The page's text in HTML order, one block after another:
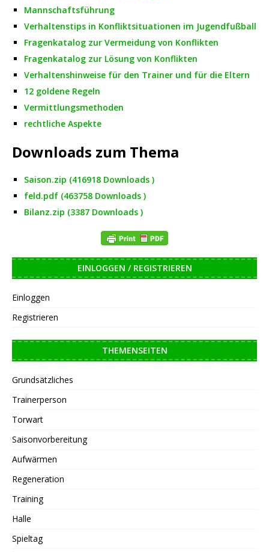
Mannschaftsführung
Verhaltenstips in Konfliktsituationen im Jugendfußball
Fragenkatalog zur Vermeidung von Konflikten
Fragenkatalog zur Lösung von Konflikten
Verhaltenshinweise für den Trainer und für die Eltern
12 goldene Regeln
Vermittlungsmethoden
rechtliche Aspekte
Downloads zum Thema
Saison.zip (416918 Downloads )
feld.pdf (463758 Downloads )
Bilanz.zip (3387 Downloads )
EINLOGGEN / REGISTRIEREN
Einloggen
Registrieren
THEMENSEITEN
Grundsätzliches
Trainerperson
Torwart
Saisonvorbereitung
Aufwärmen
Regeneration
Training
Halle
Spieltag